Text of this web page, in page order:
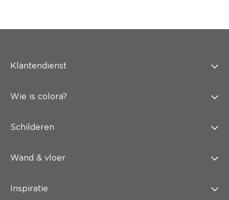
Klantendienst
Wie is colora?
Schilderen
Wand & vloer
Inspiratie